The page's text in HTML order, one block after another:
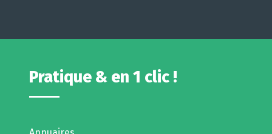
Pratique & en 1 clic !